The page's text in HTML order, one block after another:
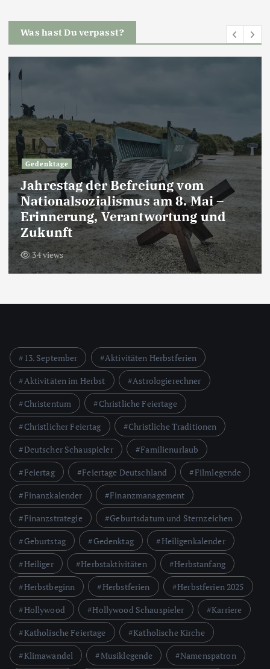
Was hast Du verpasst?
Gedenktage
Jahrestag der Befreiung vom
Nationalsozialismus am 8. Mai –
Erinnerung, Verantwortung und
Zukunft
34 views
13. September
Aktivitäten Herbstferien
Aktivitäten im Herbst
Astrologierechner
Christentum
Christliche Feiertage
Christlicher Feiertag
Christliche Traditionen
Deutscher Schauspieler
Familienurlaub
Feiertag
Feiertage Deutschland
Filmlegende
Finanzkalender
Finanzmanagement
Finanzstrategie
Geburtsdatum und Sternzeichen
Geburtstag
Gedenktag
Heiligenkalender
Heiliger
Herbstaktivitäten
Herbstanfang
Herbstbeginn
Herbstferien
Herbstferien 2025
Hollywood
Hollywood Schauspieler
Karriere
Katholische Feiertage
Katholische Kirche
Klimawandel
Musiklegende
Namenspatron